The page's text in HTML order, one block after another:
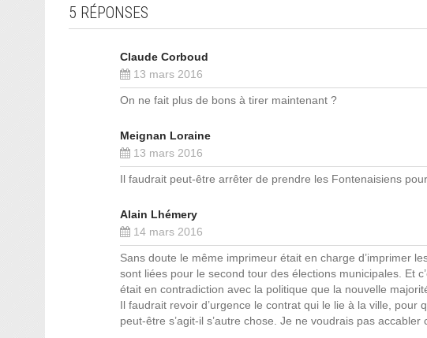
5 RÉPONSES
Claude Corboud
13 mars 2016
On ne fait plus de bons à tirer maintenant ?
Meignan Loraine
13 mars 2016
Il faudrait peut-être arrêter de prendre les Fontenaisiens
Alain Lhémery
14 mars 2016
Sans doute le même imprimeur était en charge d’imprimer
sont liées pour le second tour des élections municipales. Et
était en contradiction avec la politique que la nouvelle
Il faudrait revoir d’urgence le contrat qui le lie à la ville,
peut-être s’agit-il s’autre chose. Je ne voudrais pas accabler